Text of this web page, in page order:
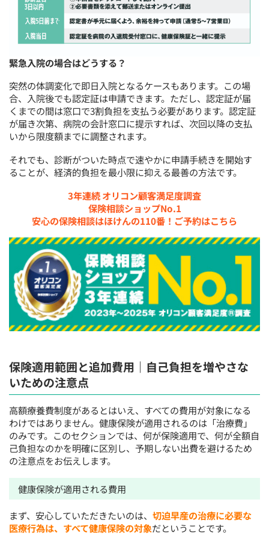
緊急入院の場合はどうする？
突然の体調変化で即日入院となるケースもあります。この場
合、入院後でも認定証は申請できます。ただし、認定証が届
くまでの間は窓口で3割負担を支払う必要があります。認定証
が届き次第、病院の会計窓口に提示すれば、次回以降の支払
いから限度額までに調整されます。
それでも、診断がついた時点で速やかに申請手続きを開始す
ることが、経済的負担を最小限に抑える最善の方法です。
3年連続 オリコン顧客満足度調査
保険相談ショップNo.1
安心の保険相談はほけんの110番！ご予約はこちら
保険適用範囲と追加費用｜自己負担を増やさな
いための注意点
高額療養費制度があるとはいえ、すべての費用が対象になる
わけではありません。健康保険が適用されるのは「治療費」
のみです。このセクションでは、何が保険適用で、何が全額自
己負担なのかを明確に区別し、予期しない出費を避けるため
の注意点をお伝えします。
健康保険が適用される費用
まず、安心していただきたいのは、切迫早産の治療に必要な
医療行為は、すべて健康保険の対象だということです。